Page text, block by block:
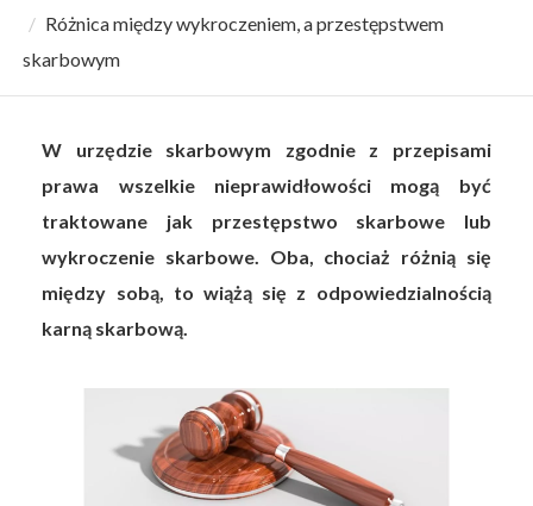
Różnica między wykroczeniem, a przestępstwem
skarbowym
W urzędzie skarbowym zgodnie z przepisami
prawa wszelkie nieprawidłowości mogą być
traktowane jak przestępstwo skarbowe lub
wykroczenie skarbowe. Oba, chociaż różnią się
między sobą, to wiążą się z odpowiedzialnością
karną skarbową.